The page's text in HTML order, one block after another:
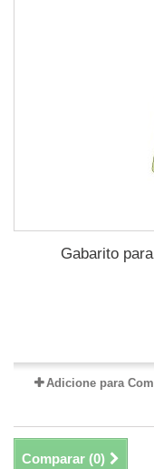
Gabarito
Adicione para
Comparar (0)